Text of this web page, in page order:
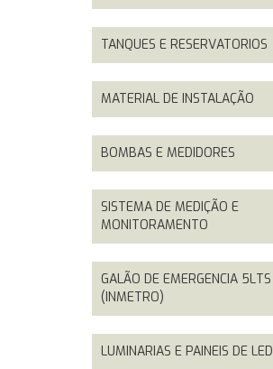
TANQUES E RESERVATORIOS
MATERIAL DE INSTALAÇÃO
BOMBAS E MEDIDORES
SISTEMA DE MEDIÇÃO E
MONITORAMENTO
GALÃO DE EMERGENCIA 5LTS
(INMETRO)
LUMINARIAS E PAINEIS DE LED